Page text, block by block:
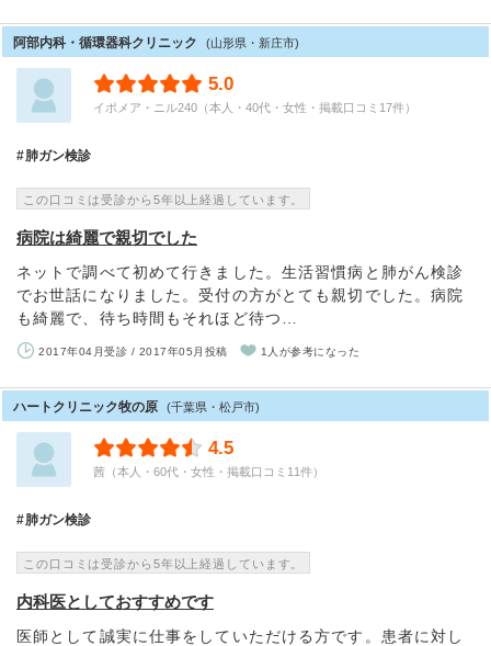
阿部内科・循環器科クリニック (山形県・新庄市)
5.0
イポメア・ニル240（本人・40代・女性・掲載口コミ17件）
肺ガン検診
この口コミは受診から5年以上経過しています。
病院は綺麗で親切でした
ネットで調べて初めて行きました。生活習慣病と肺がん検診
でお世話になりました。受付の方がとても親切でした。病院
も綺麗で、待ち時間もそれほど待つ…
2017年04月受診 / 2017年05月投稿 1人が参考になった
ハートクリニック牧の原 (千葉県・松戸市)
4.5
茜（本人・60代・女性・掲載口コミ11件）
肺ガン検診
この口コミは受診から5年以上経過しています。
内科医としておすすめです
医師として誠実に仕事をしていただける方です。患者に対し